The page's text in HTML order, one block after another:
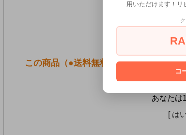
この商品（●送料無料●ツインフィニテ
あなたは
[ は
用いただけます！リ
コ